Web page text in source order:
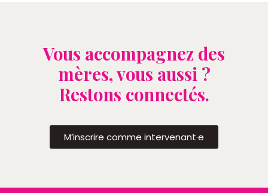
Vous accompagnez des
mères, vous aussi ?
Restons connectés.
M’inscrire comme intervenant·e